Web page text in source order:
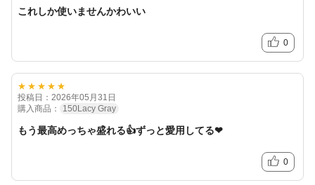
これしか使いませんかわいい
0
★★★★★
投稿日：2026年05月31日
購入商品：
150Lacy Gray
もう最高めっちゃ盛れる👍ずっと愛用してる❤︎
0